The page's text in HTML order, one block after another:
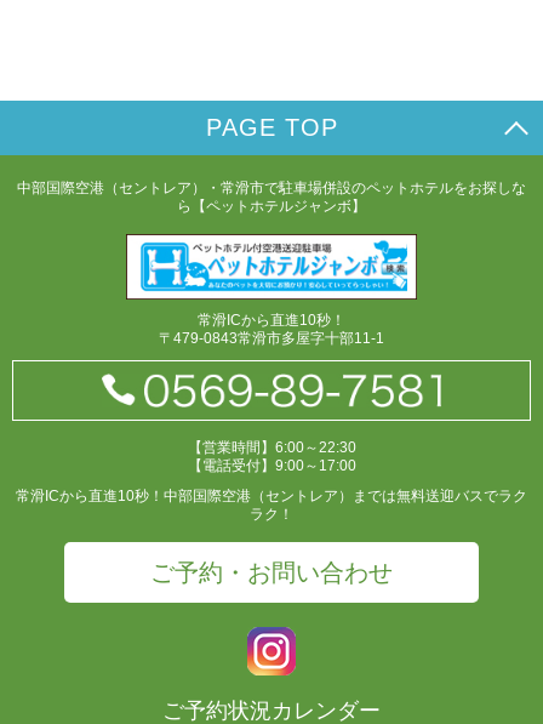
PAGE TOP
中部国際空港（セントレア）・常滑市で駐車場併設のペットホテルをお探しな
ら【ペットホテルジャンボ】
常滑ICから直進10秒！
〒479-0843常滑市多屋字十部11-1
【営業時間】6:00～22:30
【電話受付】9:00～17:00
常滑ICから直進10秒！中部国際空港（セントレア）までは無料送迎バスでラク
ラク！
ご予約・お問い合わせ
ご予約状況カレンダー